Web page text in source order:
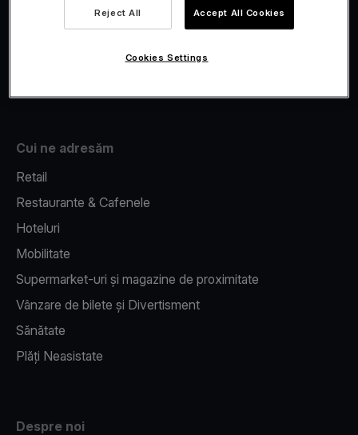
Fiscalizare
Cui ne adresăm
Retail
Restaurante & Cafenele
Hoteluri
Mobilitate
Supermarket-uri și magazine de proximitate
Vânzare de bilete și Divertisment
Sănătate
Plăți Neasistate
Despre noi
Reject All Accept All Cookies
Cookies Settings